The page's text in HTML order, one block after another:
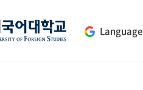
Language